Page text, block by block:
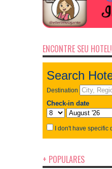
ENCONTRE SEU HOTEL!
+ POPULARES